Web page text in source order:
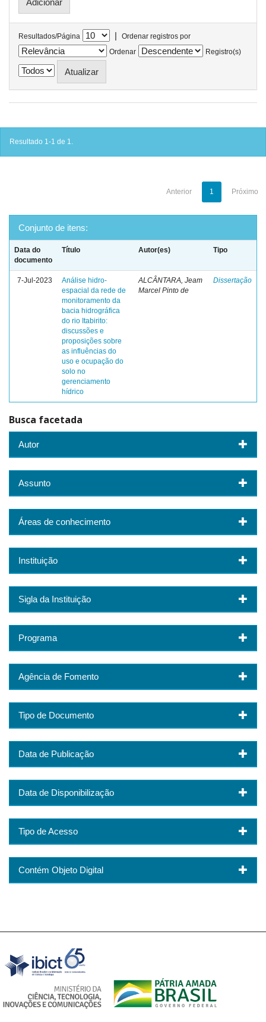
Resultados/Página |
Ordenar registros por
Ordenar
Registro(s)
Resultado 1-1 de 1.
Anterior 1 Próximo
Conjunto de itens:
Data do
documento
Título Autor(es) Tipo
7-Jul-2023
Análise hidro-
espacial da rede de
monitoramento da
bacia hidrográfica
do rio Itabirito:
discussões e
proposições sobre
as influências do
uso e ocupação do
solo no
gerenciamento
hídrico
ALCÂNTARA, Jeam
Marcel Pinto de
Dissertação
Busca facetada
Autor
Assunto
Áreas de conhecimento
Instituição
Sigla da Instituição
Programa
Agência de Fomento
Tipo de Documento
Data de Publicação
Data de Disponibilização
Tipo de Acesso
Contém Objeto Digital